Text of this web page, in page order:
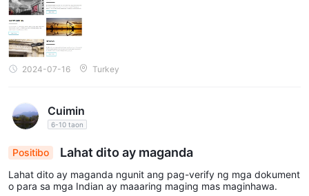
2024-07-16 Turkey
Cuimin
6-10 taon
Positibo Lahat dito ay maganda
Lahat dito ay maganda ngunit ang pag-verify ng mga dokument
o para sa mga Indian ay maaaring maging mas maginhawa.